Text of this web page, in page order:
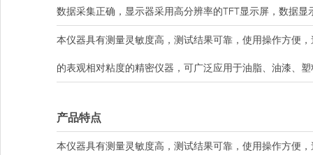
数据采集正确，显示器采用高分辨率的TFT显示屏，数据显
本仪器具有测量灵敏度高，测试结果可靠，使用操作方便
的表观相对粘度的精密仪器，可广泛应用于油脂、油漆、
产品特点
本仪器具有测量灵敏度高，测试结果可靠，使用操作方便